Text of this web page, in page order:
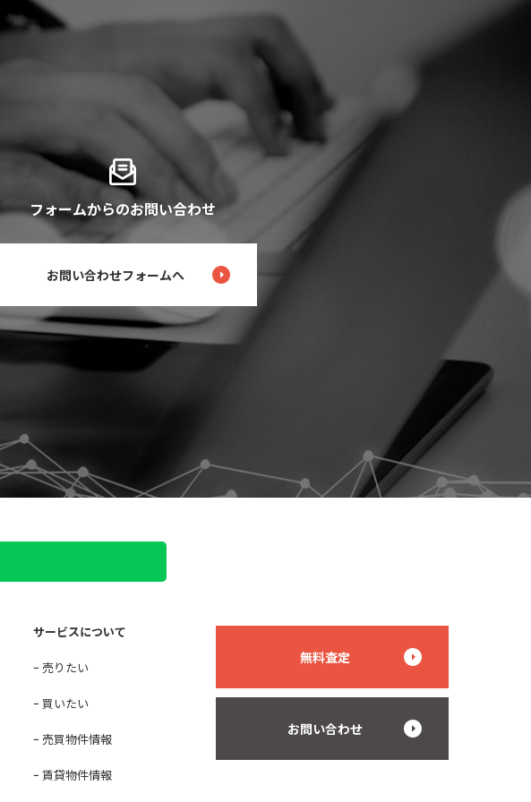
フォームからのお問い合わせ
お問い合わせフォームへ
サービスについて
売りたい
買いたい
売買物件情報
賃貸物件情報
無料査定
お問い合わせ